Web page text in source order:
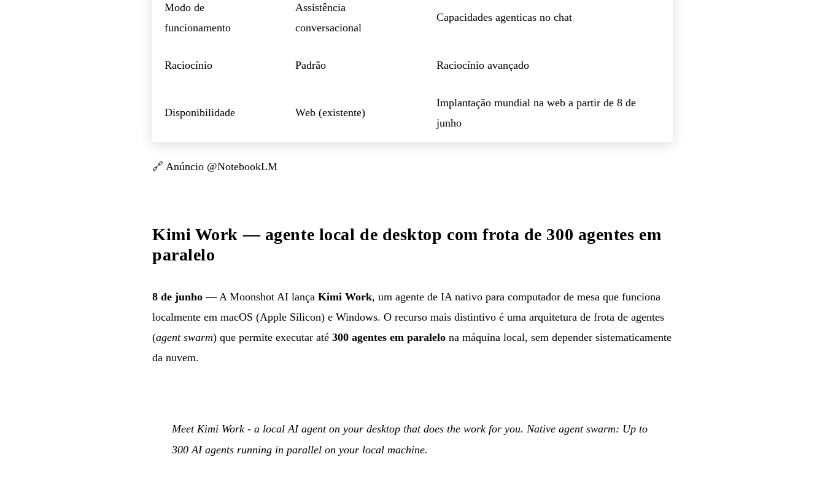
Modo de
funcionamento
Assistência
conversacional
Capacidades agenticas no chat
Raciocínio Padrão Raciocínio avançado
Disponibilidade Web (existente)
Implantação mundial na web a partir de 8 de
junho
🔗 Anúncio @NotebookLM
Kimi Work — agente local de desktop com frota de 300 agentes em
paralelo
8 de junho — A Moonshot AI lança Kimi Work, um agente de IA nativo para computador de mesa que funciona
localmente em macOS (Apple Silicon) e Windows. O recurso mais distintivo é uma arquitetura de frota de agentes
(agent swarm) que permite executar até 300 agentes em paralelo na máquina local, sem depender sistematicamente
da nuvem.
Meet Kimi Work - a local AI agent on your desktop that does the work for you. Native agent swarm: Up to
300 AI agents running in parallel on your local machine.